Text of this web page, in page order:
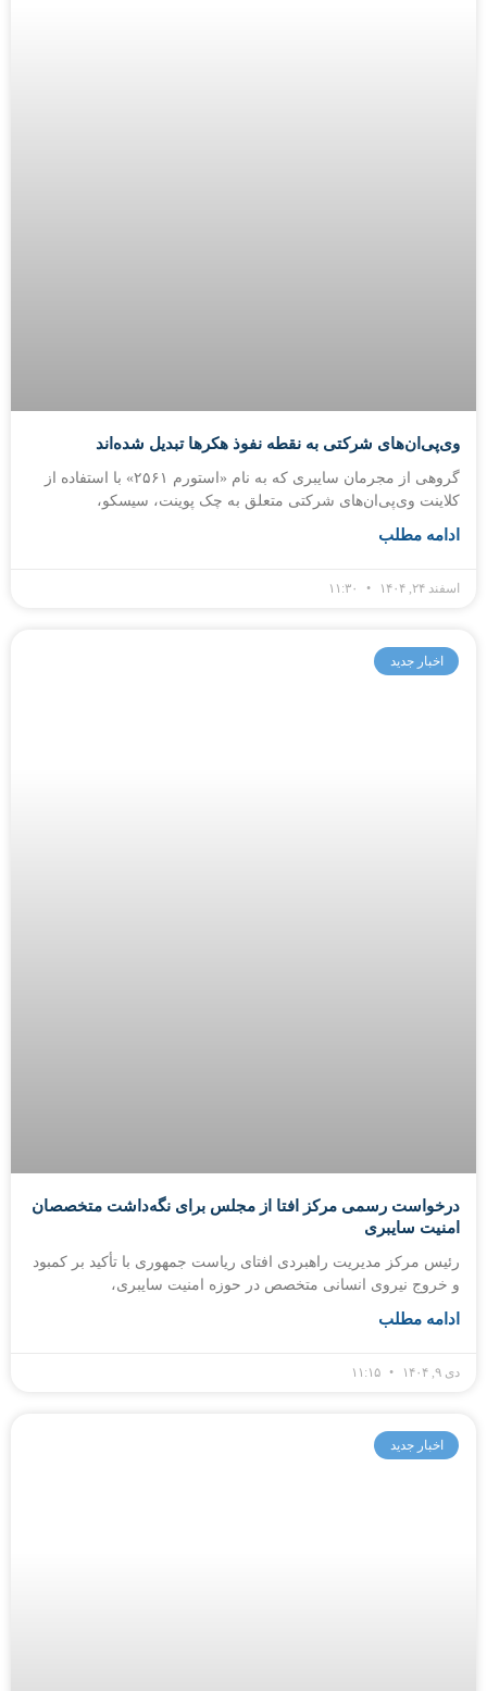
وی‌پی‌ان‌های شرکتی به نقطه نفوذ هکرها تبدیل شده‌اند
گروهی از مجرمان سایبری که به نام «استورم ۲۵۶۱» با استفاده از
کلاینت وی‌پی‌ان‌های شرکتی متعلق به چک پوینت، سیسکو،
ادامه مطلب
اسفند ۲۴, ۱۴۰۴
اخبار جدید
درخواست رسمی مرکز افتا از مجلس برای نگه‌داشت متخصصان
امنیت سایبری
رئیس مرکز مدیریت راهبردی افتای ریاست جمهوری با تأکید بر کمبود
و خروج نیروی انسانی متخصص در حوزه امنیت سایبری،
ادامه مطلب
دی ۹, ۱۴۰۴
اخبار جدید